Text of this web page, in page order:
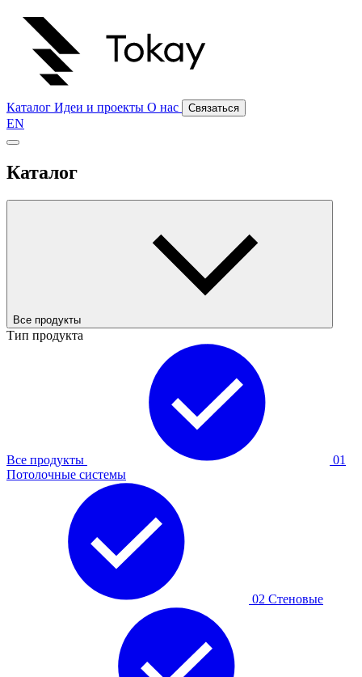
Каталог Идеи и проекты О нас Связаться
EN
Каталог
Все продукты
Тип продукта
Все продукты
01
Потолочные системы
02 Стеновые